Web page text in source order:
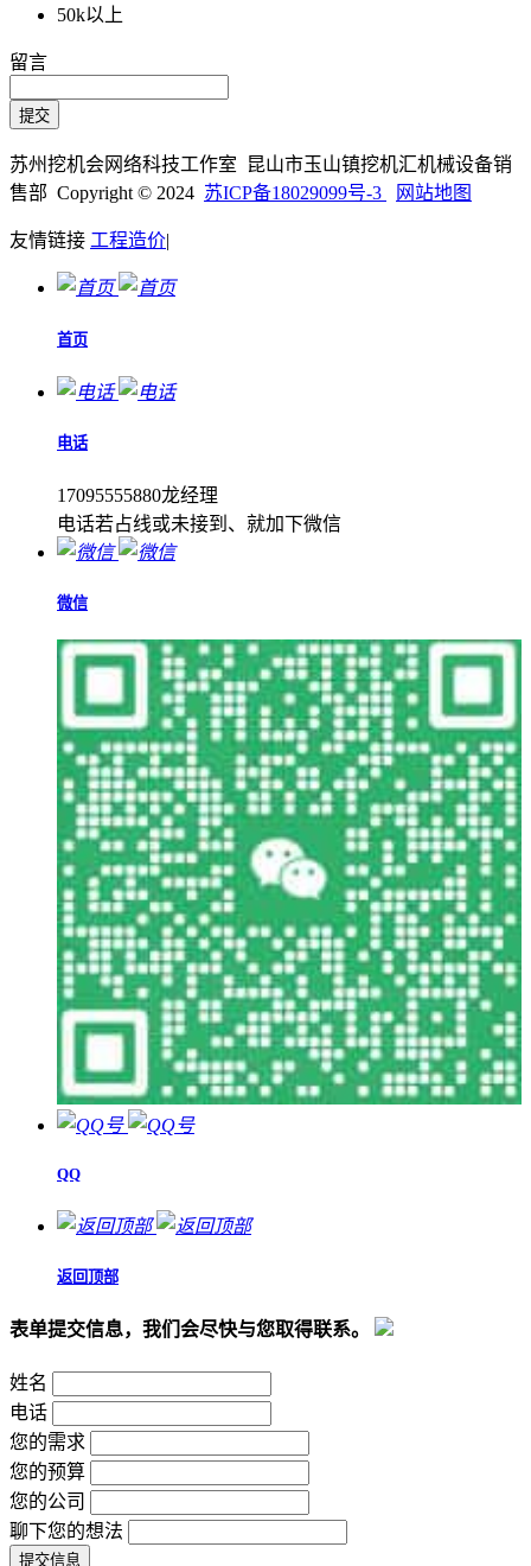
50k以上
留言
苏州挖机会网络科技工作室 昆山市玉山镇挖机汇机械设备销
售部 Copyright © 2024 苏ICP备18029099号-3 网站地图
友情链接 工程造价|
首页
电话
17095555880龙经理
电话若占线或未接到、就加下微信
微信
QQ
返回顶部
表单提交信息，我们会尽快与您取得联系。
姓名
电话
您的需求
您的预算
您的公司
聊下您的想法